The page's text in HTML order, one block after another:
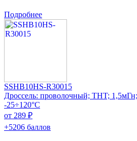
Подробнее
SSHB10HS-R30015
Дроссель: проволочный; THT;
-25÷120°C
от 289 ₽
+5206 баллов